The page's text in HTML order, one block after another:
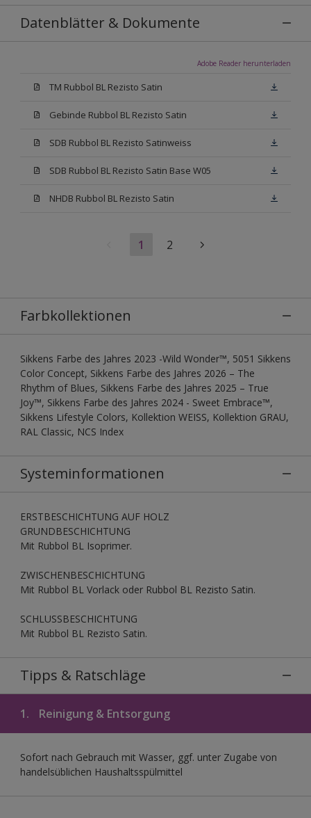
Datenblätter & Dokumente
Adobe Reader herunterladen
TM Rubbol BL Rezisto Satin
Gebinde Rubbol BL Rezisto Satin
SDB Rubbol BL Rezisto Satinweiss
SDB Rubbol BL Rezisto Satin Base W05
NHDB Rubbol BL Rezisto Satin
1 2
Farbkollektionen
Sikkens Farbe des Jahres 2023 -Wild Wonder™, 5051 Sikkens
Color Concept, Sikkens Farbe des Jahres 2026 – The
Rhythm of Blues, Sikkens Farbe des Jahres 2025 – True
Joy™, Sikkens Farbe des Jahres 2024 - Sweet Embrace™,
Sikkens Lifestyle Colors, Kollektion WEISS, Kollektion GRAU,
RAL Classic, NCS Index
Systeminformationen
ERSTBESCHICHTUNG AUF HOLZ
GRUNDBESCHICHTUNG
Mit Rubbol BL Isoprimer.
ZWISCHENBESCHICHTUNG
Mit Rubbol BL Vorlack oder Rubbol BL Rezisto Satin.
SCHLUSSBESCHICHTUNG
Mit Rubbol BL Rezisto Satin.
Tipps & Ratschläge
1. Reinigung & Entsorgung
Sofort nach Gebrauch mit Wasser, ggf. unter Zugabe von
handelsüblichen Haushaltsspülmittel